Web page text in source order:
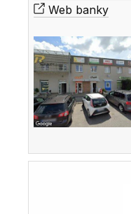
Web banky